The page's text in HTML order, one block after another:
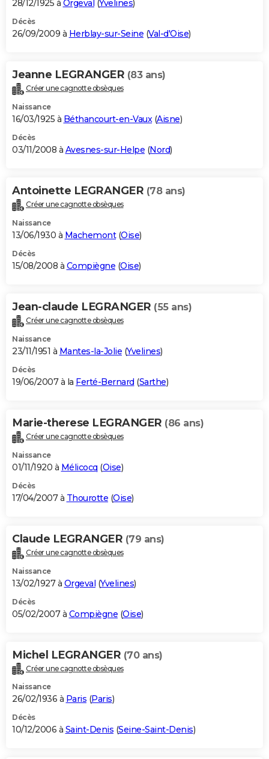
28/12/1925 à Orgeval (Yvelines)
Décès
26/09/2009 à Herblay-sur-Seine (Val-d'Oise)
Jeanne LEGRANGER (83 ans)
Créer une cagnotte obsèques
Naissance
16/03/1925 à Béthancourt-en-Vaux(Aisne)
Décès
03/11/2008 à Avesnes-sur-Helpe (Nord)
Antoinette LEGRANGER (78 ans)
Créer une cagnotte obsèques
Naissance
13/06/1930 à Machemont(Oise)
Décès
15/08/2008 à Compiègne (Oise)
Jean-claude LEGRANGER (55 ans)
Créer une cagnotte obsèques
Naissance
23/11/1951 à Mantes-la-Jolie (Yvelines)
Décès
19/06/2007 à la Ferté-Bernard (Sarthe)
Marie-therese LEGRANGER (86 ans)
Créer une cagnotte obsèques
Naissance
01/11/1920 à Mélicocq (Oise)
Décès
17/04/2007 à Thourotte (Oise)
Claude LEGRANGER (79 ans)
Créer une cagnotte obsèques
Naissance
13/02/1927 à Orgeval (Yvelines)
Décès
05/02/2007 à Compiègne (Oise)
Michel LEGRANGER (70 ans)
Créer une cagnotte obsèques
Naissance
26/02/1936 à Paris (Paris)
Décès
10/12/2006 à Saint-Denis (Seine-Saint-Denis)